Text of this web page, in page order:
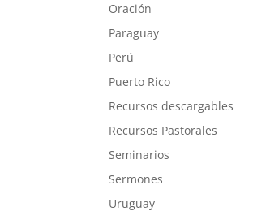
Oración
Paraguay
Perú
Puerto Rico
Recursos descargables
Recursos Pastorales
Seminarios
Sermones
Uruguay